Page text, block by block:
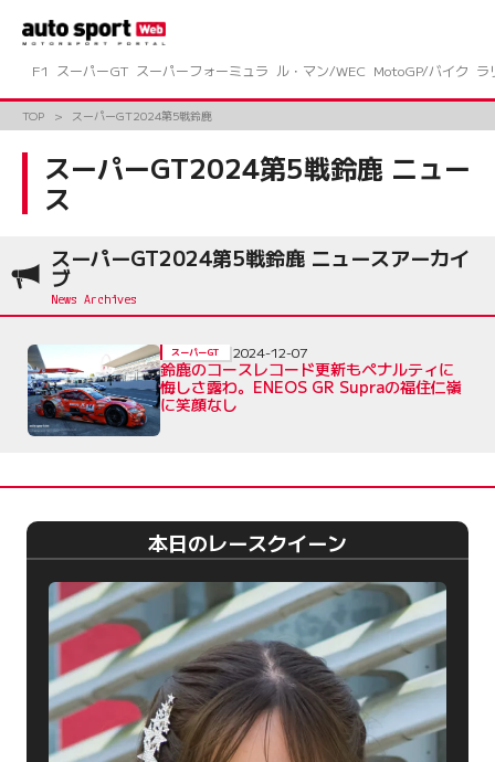
ツ
ス
F1 スーパーGT スーパーフォーミュラ ル・マン/WEC MotoGP/バイク ラ
TOP スーパーGT2024第5戦鈴鹿
スーパーGT2024第5戦鈴鹿 ニュー
ス
スーパーGT2024第5戦鈴鹿 ニュースアーカイ
ブ
鈴鹿のコースレコード更新もペナルティに
悔しさ露わ。ENEOS GR Supraの福住仁嶺
に笑顔なし
スーパーGT 2024-12-07
本日のレースクイーン